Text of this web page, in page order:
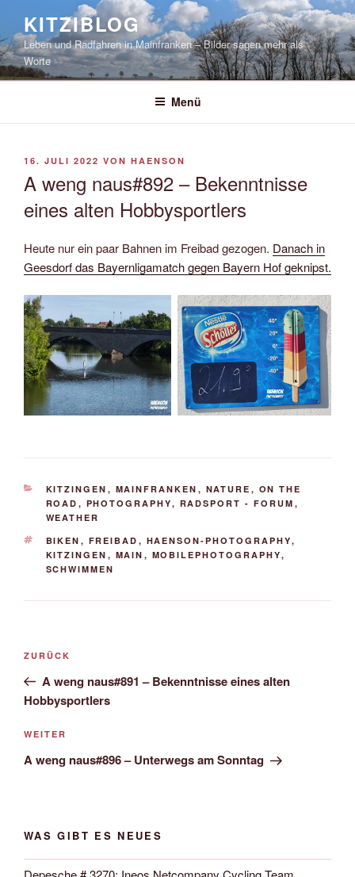
springen
KITZIBLOG
Leben und Radfahren in Mainfranken – Bilder sagen mehr als
Worte
Menü
VERÖFFENTLICHT
16. JULI 2022 VON HAENSON
A weng naus#892 – Bekenntnisse
eines alten Hobbysportlers
Heute nur ein paar Bahnen im Freibad gezogen. Danach in
Geesdorf das Bayernligamatch gegen Bayern Hof geknipst.
KATEGORIEN
KITZINGEN , MAINFRANKEN , NATURE , ON THE
ROAD , PHOTOGRAPHY, RADSPORT - FORUM ,
WEATHER
SCHLAGWÖRTER
BIKEN , FREIBAD , HAENSON-PHOTOGRAPHY,
KITZINGEN , MAIN , MOBILEPHOTOGRAPHY,
SCHWIMMEN
Beitrags-
Vorheriger
Beitrag
ZURÜCK
A weng naus#891 – Bekenntnisse eines alten
Hobbysportlers
Nächster
Beitrag
WEITER
A weng naus#896 – Unterwegs am Sonntag
WAS GIBT ES NEUES